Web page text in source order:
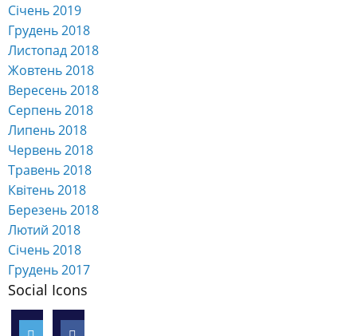
Січень 2019
Грудень 2018
Листопад 2018
Жовтень 2018
Вересень 2018
Серпень 2018
Липень 2018
Червень 2018
Травень 2018
Квітень 2018
Березень 2018
Лютий 2018
Січень 2018
Грудень 2017
Social Icons